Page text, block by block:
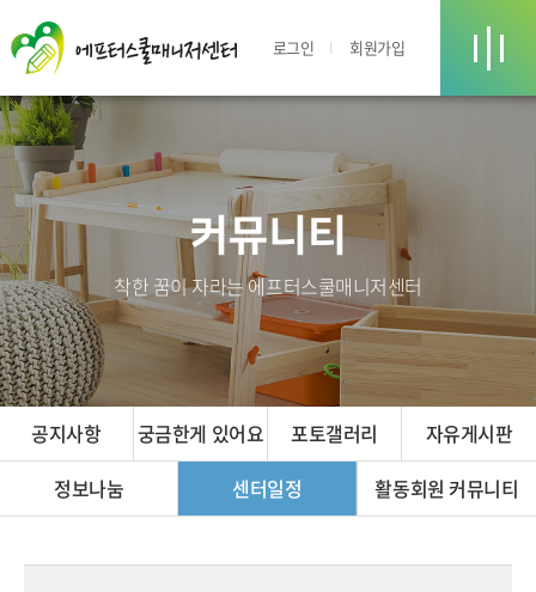
로그인 회원가입
커뮤니티
착한 꿈이 자라는 에프터스쿨매니저센터
공지사항 궁금한게 있어요 포토갤러리
자유게시판
정보나눔
센터일정 활동회원 커뮤니티